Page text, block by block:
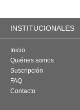
INSTITUCIONALES
Inicio
Quiénes somos
Suscripción
FAQ
Contacto